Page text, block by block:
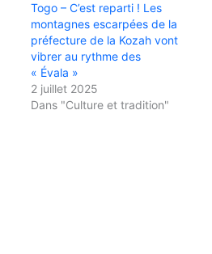
Togo – C’est reparti ! Les
montagnes escarpées de la
préfecture de la Kozah vont
vibrer au rythme des
« Évala »
2 juillet 2025
Dans "Culture et tradition"